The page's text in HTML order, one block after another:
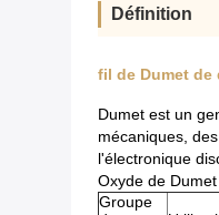
Définition
fil de Dumet de
Dumet est un
mécaniques,
l'électronique
Oxyde de Dumet
Groupe